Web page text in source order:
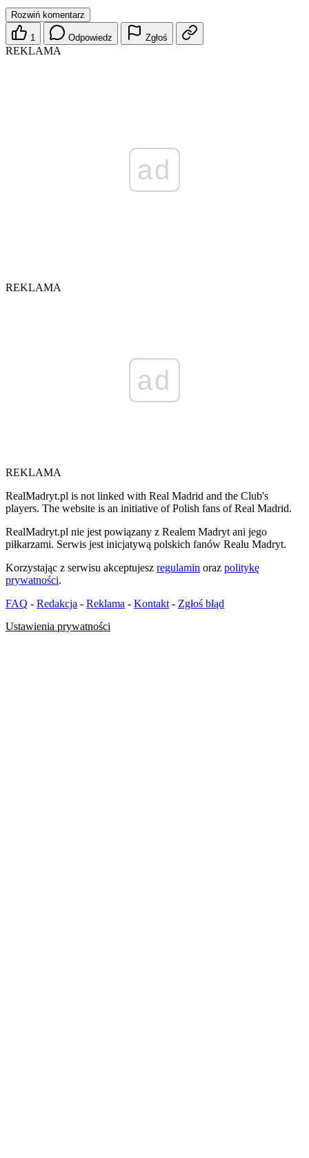
Rozwiń komentarz
1 Odpowiedz Zgłoś
REKLAMA
ad
REKLAMA
ad
REKLAMA
RealMadryt.pl is not linked with Real Madrid and the Club's
players. The website is an initiative of Polish fans of Real Madrid.
RealMadryt.pl nie jest powiązany z Realem Madryt ani jego
piłkarzami. Serwis jest inicjatywą polskich fanów Realu Madryt.
Korzystając z serwisu akceptujesz regulamin oraz politykę
prywatności.
FAQ - Redakcja - Reklama - Kontakt - Zgłoś błąd
Ustawienia prywatności